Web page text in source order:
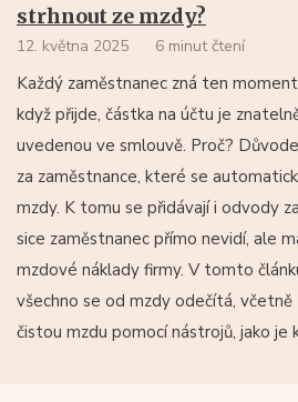
strhnout ze mzdy?
12. května 2025 6 minut čtení
Každý zaměstnanec zná ten
když přijde, částka na účtu je
uvedenou ve smlouvě. Proč?
za zaměstnance, které se
mzdy. K tomu se přidávají i odvody
sice zaměstnanec přímo nevidí, ale
mzdové náklady firmy. V tomto
všechno se od mzdy odečítá,
čistou mzdu pomocí nástrojů, jako je